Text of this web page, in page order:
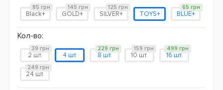
Black+
85 грн
GOLD+
145 грн
SILVER+
125 грн
TOYS+ BLUE+
65 грн
Кол-во:
2 шт.
39 грн
4 шт. 8 шт.
229 грн
10 шт.
159 грн
16 шт.
499 грн
24 шт.
249 грн